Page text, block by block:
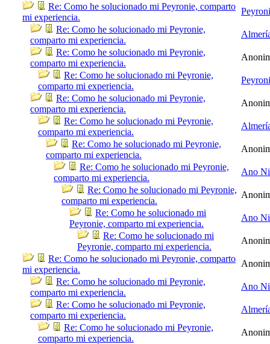
Re: Como he solucionado mi Peyronie, comparto
mi experiencia.
Re: Como he solucionado mi Peyronie,
comparto mi experiencia.
Re: Como he solucionado mi Peyronie,
comparto mi experiencia.
Re: Como he solucionado mi Peyronie,
comparto mi experiencia.
Re: Como he solucionado mi Peyronie,
comparto mi experiencia.
Re: Como he solucionado mi Peyronie,
comparto mi experiencia.
Re: Como he solucionado mi Peyronie,
comparto mi experiencia.
Re: Como he solucionado mi Peyronie,
comparto mi experiencia.
Ano
Re: Como he solucionado mi Peyronie,
comparto mi experiencia.
Re: Como he solucionado mi
Peyronie, comparto mi experiencia.
Ano
Re: Como he solucionado mi
Peyronie, comparto mi experiencia.
Re: Como he solucionado mi Peyronie, comparto
mi experiencia.
Re: Como he solucionado mi Peyronie,
comparto mi experiencia.
Ano
Re: Como he solucionado mi Peyronie,
comparto mi experiencia.
Re: Como he solucionado mi Peyronie,
comparto mi experiencia.